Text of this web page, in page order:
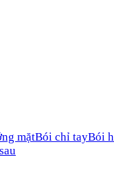
mặtBói chỉ tayBói